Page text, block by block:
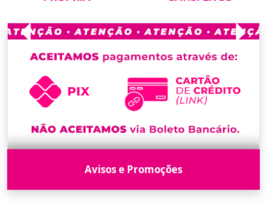
Avisos e Promoções
Previous Next